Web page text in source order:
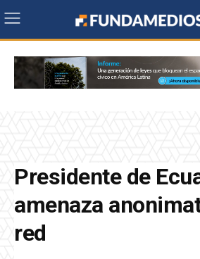
Presidente de
amenaza
red